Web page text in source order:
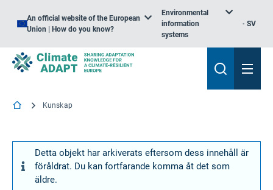
An official website of the European
Union | How do you know?
Environmental
information
systems
SV
Kunskap
Detta objekt har arkiverats eftersom dess innehåll är
föråldrat. Du kan fortfarande komma åt det som
äldre.